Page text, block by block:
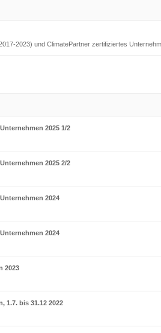
2023) und ClimatePartner zertifiziertes
2025 1/2
2025 2/2
2024
2024
2023
1.7. bis 31.12 2022